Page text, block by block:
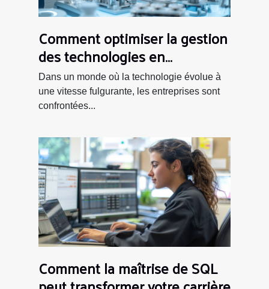
Comment optimiser la gestion
des technologies en
entreprise
Dans un monde où la technologie évolue à
une vitesse fulgurante, les entreprises sont
confrontées...
Comment la maîtrise de SQL